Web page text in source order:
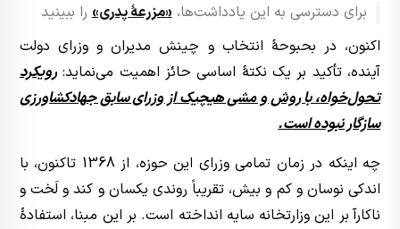
برای دسترسی به این یادداشت‌ها،«مزرعۀ پدری»را ببینید
اکنون، در بحبوحۀ انتخاب و چینش مدیران و وزرای دولت
آینده، تأکید بر یک نکتۀ اساسی حائز اهمیت می‌نماید:رویکرد
تحول‌خواه، با روش و مشی هیچیک از وزرای سابق جهادکشاورزی
سازگار نبوده است.
چه اینکه در زمان تمامی وزرای این حوزه، از 1368 تاکنون، با
اندکی نوسان و کم و بیش، تقریباً روندی یکسان و کند و لَخت و
ناکارآ بر این وزارتخانه سایه انداخته است. بر این مبنا، استفادۀ